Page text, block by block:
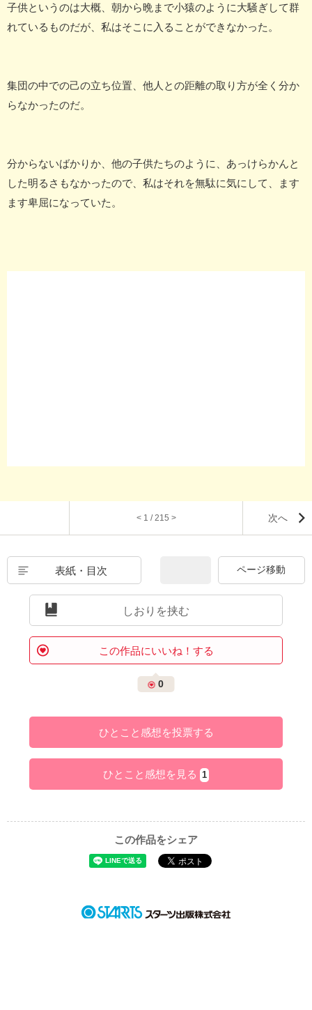
子供というのは大概、朝から晩まで小猿のように大騒ぎして群
れているものだが、私はそこに入ることができなかった。
集団の中での己の立ち位置、他人との距離の取り方が全く分か
らなかったのだ。
分からないばかりか、他の子供たちのように、あっけらかんと
した明るさもなかったので、私はそれを無駄に気にして、ます
ます卑屈になっていた。
< 1 / 215 > 次へ
表紙・目次
しおりを挟む
この作品にいいね！する
0
ひとこと感想を投票する
ひとこと感想を見る 1
この作品をシェア